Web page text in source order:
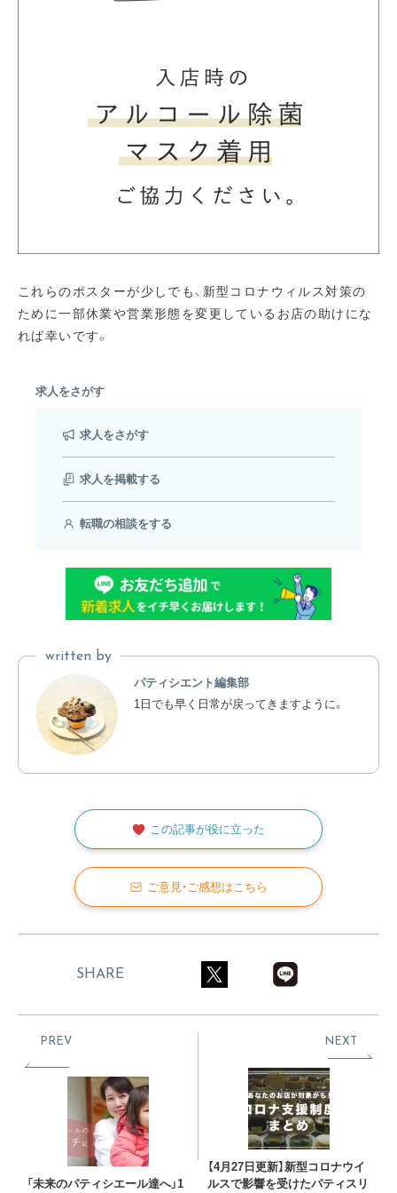
これらのポスターが少しでも、新型コロナウィルス対策の
ために一部休業や営業形態を変更しているお店の助けにな
れば幸いです。
求人をさがす
求人をさがす
求人を掲載する
転職の相談をする
written by
パティシエント編集部
1日でも早く日常が戻ってきますように。
この記事が役に立った
ご意見・ご感想はこちら
SHARE
PREV
「未来のパティシエール達へ」1
NEXT
【4月27日更新】新型コロナウイ
ルスで影響を受けたパティスリ